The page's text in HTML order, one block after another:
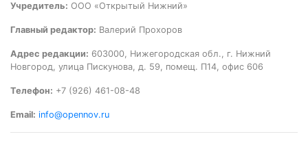
Учредитель: ООО «Открытый Нижний»
Главный редактор: Валерий Прохоров
Адрес редакции: 603000, Нижегородская обл., г. Нижний
Новгород, улица Пискунова, д. 59, помещ. П14, офис 606
Телефон: +7 (926) 461-08-48
Email: info@opennov.ru